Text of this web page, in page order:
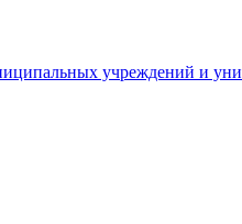
учреждений и